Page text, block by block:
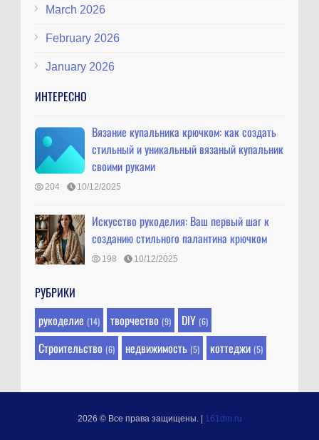
March 2026
February 2026
January 2026
ИНТЕРЕСНО
Вязание купальника крючком: как создать
стильный и уникальный вязаный купальник
своими руками
204 10/12/2025
Искусство рукоделия: Ваш первый шаг к
созданию стильного палантина крючком
198 10/12/2025
РУБРИКИ
рукоделие (14) творчество (9) DIY (6)
Строительство (6) недвижимость (5) коттеджи (5)
2026 © Все права защищены. | 161dm.ru